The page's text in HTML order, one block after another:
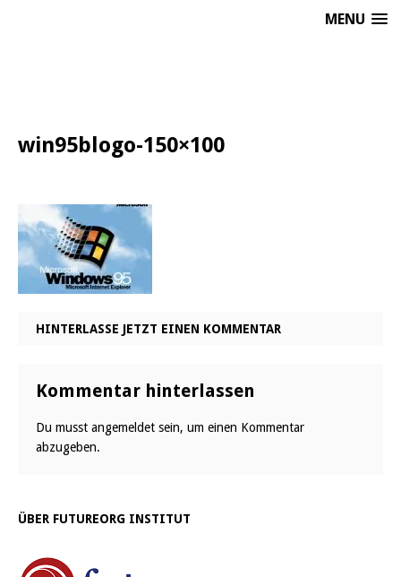
MENU
win95blogo-150×100
HINTERLASSE JETZT EINEN KOMMENTAR
Kommentar hinterlassen
Du musst angemeldet sein, um einen Kommentar
abzugeben.
ÜBER FUTUREORG INSTITUT